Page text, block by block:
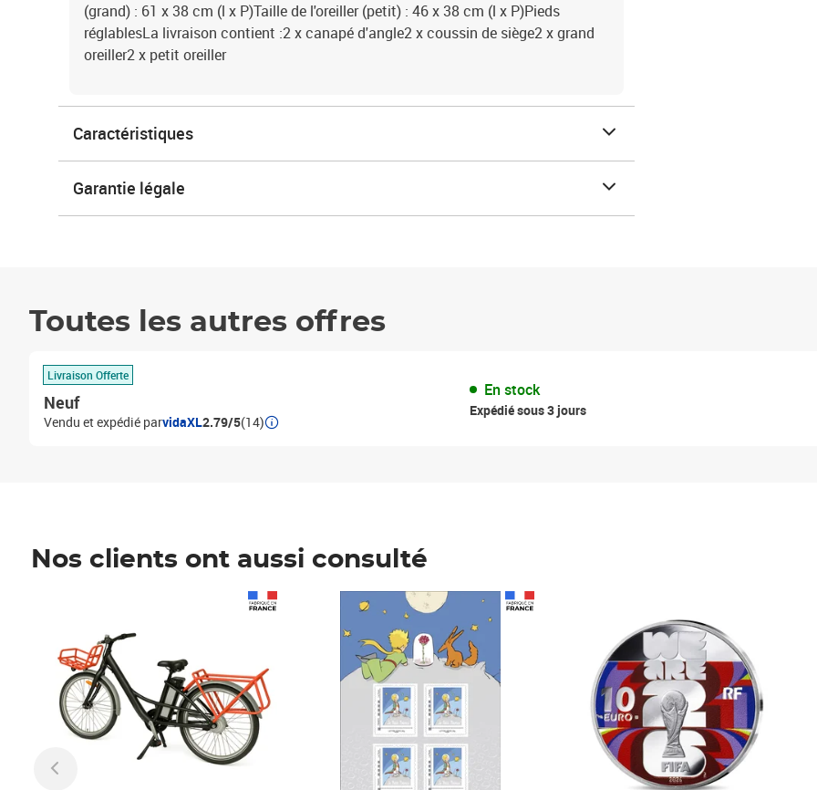
(grand) : 61 x 38 cm (l x P)Taille de l'oreiller (petit) : 46 x 38 cm (l x P)Pieds
réglablesLa livraison contient :2 x canapé d'angle2 x coussin de siège2 x grand
oreiller2 x petit oreiller
Caractéristiques
Garantie légale
Toutes les autres offres
Livraison Offerte
Neuf
Vendu et expédié parvidaXL2.79/5(14)
En stock
Expédié sous 3 jours
Nos clients ont aussi consulté
Prix 7,50€